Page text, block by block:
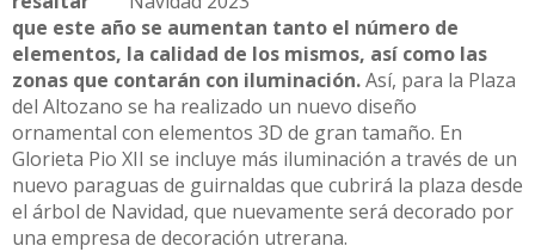
que este año se aumentan tanto el número de
elementos, la calidad de los mismos, así como las
zonas que contarán con iluminación.Así, para la Plaza
del Altozano se ha realizado un nuevo diseño
ornamental con elementos 3D de gran tamaño. En
Glorieta Pio XII se incluye más iluminación a través de un
nuevo paraguas de guirnaldas que cubrirá la plaza desde
el árbol de Navidad, que nuevamente será decorado por
una empresa de decoración utrerana.